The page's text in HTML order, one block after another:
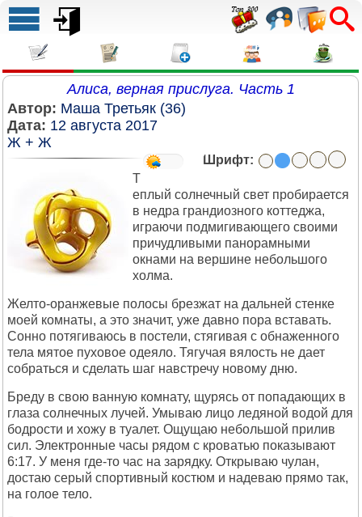
Алиса, верная прислуга. Часть 1
Автор: Маша Третьяк (36)
Дата: 12 августа 2017
Ж + Ж
Шрифт:
Т
еплый солнечный свет пробирается
в недра грандиозного коттеджа,
играючи подмигивающего своими
причудливыми панорамными
окнами на вершине небольшого
холма.
Желто-оранжевые полосы брезжат на дальней стенке
моей комнаты, а это значит, уже давно пора вставать.
Сонно потягиваюсь в постели, стягивая с обнаженного
тела мятое пуховое одеяло. Тягучая вялость не дает
собраться и сделать шаг навстречу новому дню.
Бреду в свою ванную комнату, щурясь от попадающих в
глаза солнечных лучей. Умываю лицо ледяной водой для
бодрости и хожу в туалет. Ощущаю небольшой прилив
сил. Электронные часы рядом с кроватью показывают
6:17. У меня где-то час на зарядку. Открываю чулан,
достаю серый спортивный костюм и надеваю прямо так,
на голое тело.